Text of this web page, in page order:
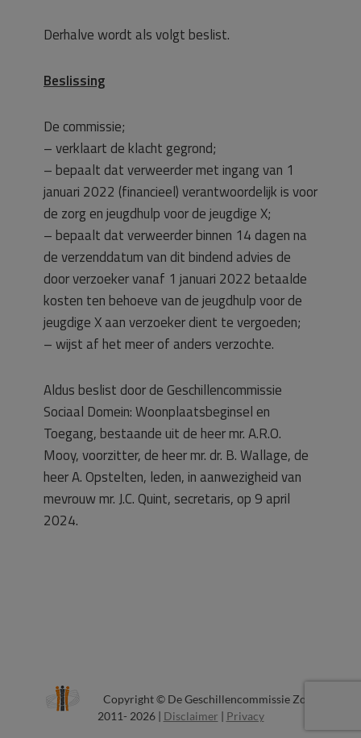
Derhalve wordt als volgt beslist.
Beslissing
De commissie;
– verklaart de klacht gegrond;
– bepaalt dat verweerder met ingang van 1
januari 2022 (financieel) verantwoordelijk is voor
de zorg en jeugdhulp voor de jeugdige X;
– bepaalt dat verweerder binnen 14 dagen na
de verzenddatum van dit bindend advies de
door verzoeker vanaf 1 januari 2022 betaalde
kosten ten behoeve van de jeugdhulp voor de
jeugdige X aan verzoeker dient te vergoeden;
– wijst af het meer of anders verzochte.
Aldus beslist door de Geschillencommissie
Sociaal Domein: Woonplaatsbeginsel en
Toegang, bestaande uit de heer mr. A.R.O.
Mooy, voorzitter, de heer mr. dr. B. Wallage, de
heer A. Opstelten, leden, in aanwezigheid van
mevrouw mr. J.C. Quint, secretaris, op 9 april
2024.
Copyright © De Geschillencommissie Zorg
2011- 2026 | Disclaimer | Privacy